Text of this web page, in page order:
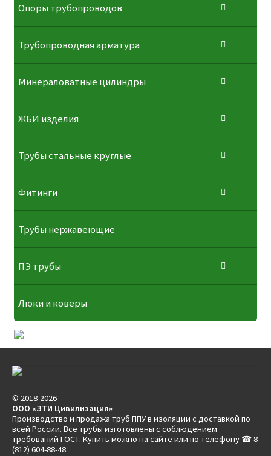
Опоры трубопроводов
Трубопроводная арматура
Минераловатные цилиндры
ЖБИ изделия
Трубы стальные круглые
Фитинги
Трубы нержавеющие
ПЭ трубы
Люки и коверы
© 2018-2026
ООО «ЗТИ Цивилизация»
Производство и продажа труб ППУ в изоляции с доставкой по
всей России. Все трубы изготовлены с соблюдением
требований ГОСТ. Купить можно на сайте или по телефону ☎ 8
(812) 604-88-48.